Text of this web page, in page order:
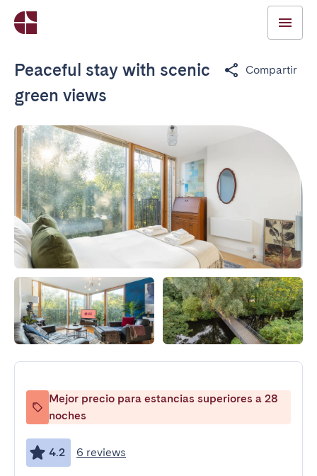
Peaceful stay with scenic
green views
Compartir
Mejor precio para estancias superiores a 28
noches
4.2 6 reviews